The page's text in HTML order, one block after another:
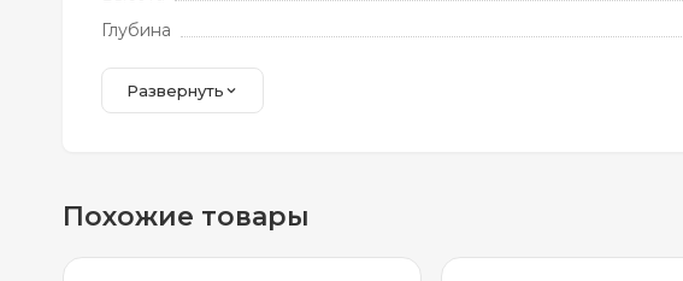
Глубина
Развернуть
Похожие товары